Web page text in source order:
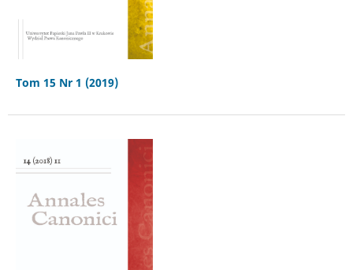
Tom 15 Nr 1 (2019)